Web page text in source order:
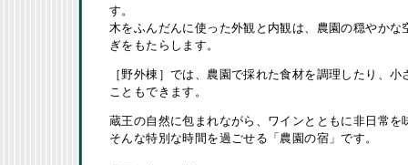
す。
木をふんだんに使った外観と内観は、農園の穏やか
ぎをもたらします。
［野外棟］では、農園で採れた食材を調理したり、
こともできます。
蔵王の自然に包まれながら、ワインとともに非日常を
そんな特別な時間を過ごせる「農園の宿」です。